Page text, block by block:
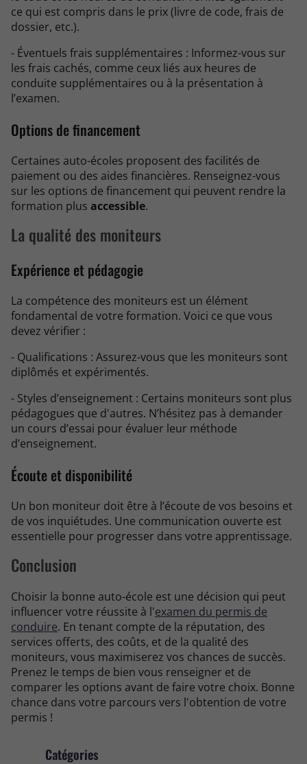
Catégories
ce qui est compris dans le prix (livre de code, frais de
dossier, etc.).
- Éventuels frais supplémentaires : Informez-vous sur
les frais cachés, comme ceux liés aux heures de
conduite supplémentaires ou à la présentation à
l’examen.
Options de financement
Certaines auto-écoles proposent des facilités de
paiement ou des aides financières. Renseignez-vous
sur les options de financement qui peuvent rendre la
formation plus accessible.
La qualité des moniteurs
Expérience et pédagogie
La compétence des moniteurs est un élément
fondamental de votre formation. Voici ce que vous
devez vérifier :
- Qualifications : Assurez-vous que les moniteurs sont
diplômés et expérimentés.
- Styles d’enseignement : Certains moniteurs sont plus
pédagogues que d'autres. N’hésitez pas à demander
un cours d’essai pour évaluer leur méthode
d’enseignement.
Écoute et disponibilité
Un bon moniteur doit être à l’écoute de vos besoins et
de vos inquiétudes. Une communication ouverte est
essentielle pour progresser dans votre apprentissage.
Conclusion
Choisir la bonne auto-école est une décision qui peut
influencer votre réussite à l'examen du permis de
conduire. En tenant compte de la réputation, des
services offerts, des coûts, et de la qualité des
moniteurs, vous maximiserez vos chances de succès.
Prenez le temps de bien vous renseigner et de
comparer les options avant de faire votre choix. Bonne
chance dans votre parcours vers l'obtention de votre
permis !